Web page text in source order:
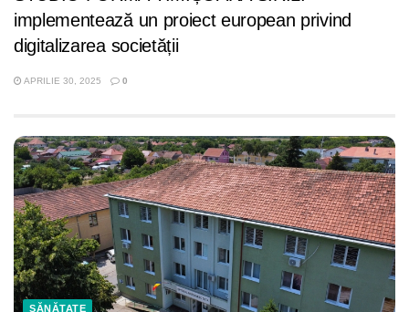
implementează un proiect european privind
digitalizarea societății
APRILIE 30, 2025 0
SĂNĂTATE